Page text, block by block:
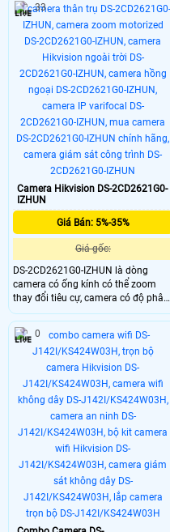
Camera Hikvision DS-2CD2621G0-
IZHUN
Giá Bán: 5%-35%
Giá gốc:
DS-2CD2621G0-IZHUN là dòng
camera có ống kính có thể zoom
thay đổi tiêu cự, camera có độ phân
giải 2.0MP cho ra hình ảnh sắc nét,
tích hợp phát hiện khuôn mặt, vượt
hàng rào ảo và xâm nhập khu vực
cấm, chuẩn chống nước IP 67 giúp
lắp đặt ngoài trời một cách dễ dàng.
33
0